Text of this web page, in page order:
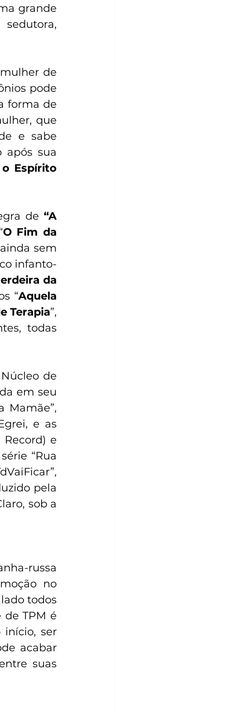
grande
de
pode
forma de
que
e sabe
após sua
Espírito
de “A
O Fim da
sem
infanto-
da
“Aquela
Terapia”,
todas
de
em seu
Mamãe”,
e as
Record) e
“Rua
pela
sob a
russa
no
todos
TPM é
início, ser
acabar
suas